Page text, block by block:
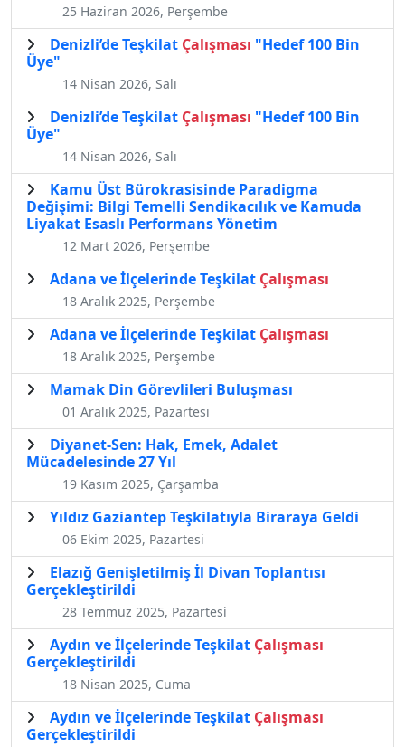
25 Haziran 2026, Perşembe
Denizli’de Teşkilat Çalışması "Hedef 100 Bin
Üye"
14 Nisan 2026, Salı
Denizli’de Teşkilat Çalışması "Hedef 100 Bin
Üye"
14 Nisan 2026, Salı
Kamu Üst Bürokrasisinde Paradigma
Değişimi: Bilgi Temelli Sendikacılık ve Kamuda
Liyakat Esaslı Performans Yönetim
12 Mart 2026, Perşembe
Adana ve İlçelerinde Teşkilat Çalışması
18 Aralık 2025, Perşembe
Adana ve İlçelerinde Teşkilat Çalışması
18 Aralık 2025, Perşembe
Mamak Din Görevlileri Buluşması
01 Aralık 2025, Pazartesi
Diyanet-Sen: Hak, Emek, Adalet
Mücadelesinde 27 Yıl
19 Kasım 2025, Çarşamba
Yıldız Gaziantep Teşkilatıyla Biraraya Geldi
06 Ekim 2025, Pazartesi
Elazığ Genişletilmiş İl Divan Toplantısı
Gerçekleştirildi
28 Temmuz 2025, Pazartesi
Aydın ve İlçelerinde Teşkilat Çalışması
Gerçekleştirildi
18 Nisan 2025, Cuma
Aydın ve İlçelerinde Teşkilat Çalışması
Gerçekleştirildi